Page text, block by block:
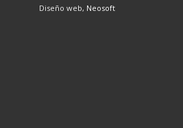
Diseño web, Neosoft